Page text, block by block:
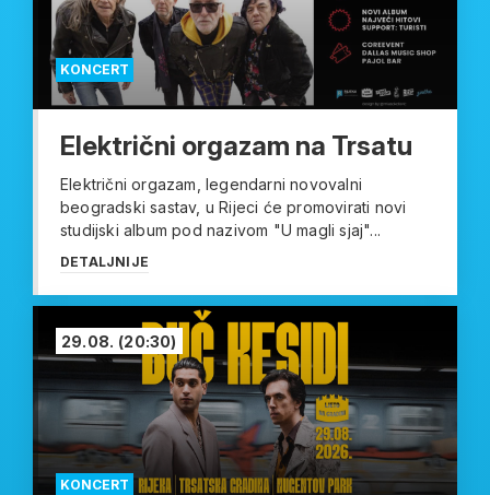
KONCERT
Električni orgazam na Trsatu
Električni orgazam, legendarni novovalni
beogradski sastav, u Rijeci će promovirati novi
studijski album pod nazivom "U magli sjaj"...
DETALJNIJE
KONCERT
29.08. (20:30)